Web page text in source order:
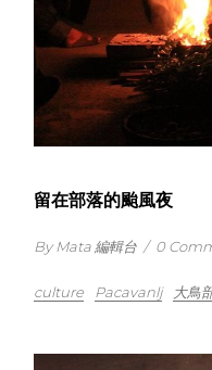
留在部落的颱風夜
By Mata 編輯台 / 0
culture Pacavanlj 大鳥